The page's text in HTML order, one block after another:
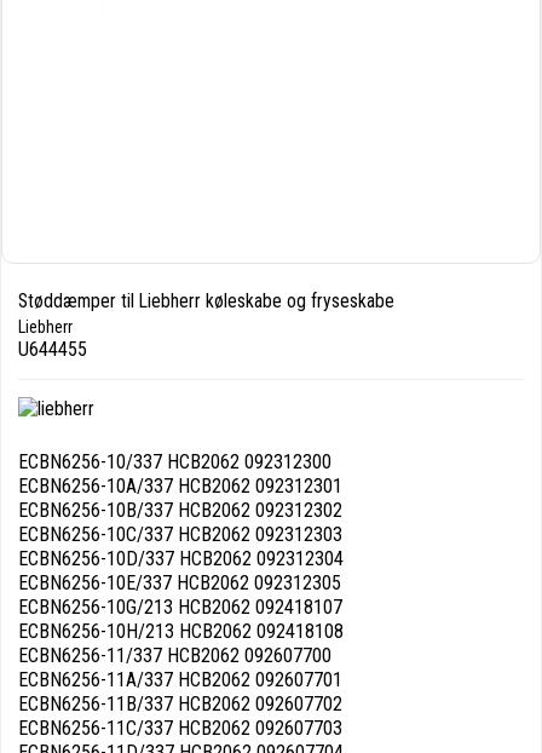
Støddæmper til Liebherr køleskabe og fryseskabe
Liebherr
U644455
ECBN6256-10/337 HCB2062 092312300
ECBN6256-10A/337 HCB2062 092312301
ECBN6256-10B/337 HCB2062 092312302
ECBN6256-10C/337 HCB2062 092312303
ECBN6256-10D/337 HCB2062 092312304
ECBN6256-10E/337 HCB2062 092312305
ECBN6256-10G/213 HCB2062 092418107
ECBN6256-10H/213 HCB2062 092418108
ECBN6256-11/337 HCB2062 092607700
ECBN6256-11A/337 HCB2062 092607701
ECBN6256-11B/337 HCB2062 092607702
ECBN6256-11C/337 HCB2062 092607703